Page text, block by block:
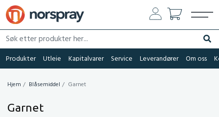
Søk etter produkter her...
Søk
Produkter Utleie Kapitalvarer Service Leverandører Om oss
Hjem Blåsemiddel Garnet
Garnet